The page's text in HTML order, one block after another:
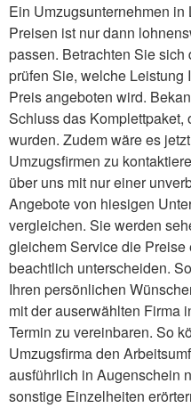
Ein Umzugsunternehmen
Preisen ist nur dann
passen. Betrachten Sie
prüfen Sie, welche Leistung
Preis angeboten wird.
Schluss das
wurden. Zudem wäre es
Umzugsfirmen zu
über uns mit nur einer
Angebote von hiesigen
vergleichen. Sie werden
gleichem Service die
beachtlich unterscheiden.
Ihren persönlichen
mit der auserwählten Firma
Termin zu vereinbaren. So
Umzugsfirma den
ausführlich in Augenschein
sonstige Einzelheiten